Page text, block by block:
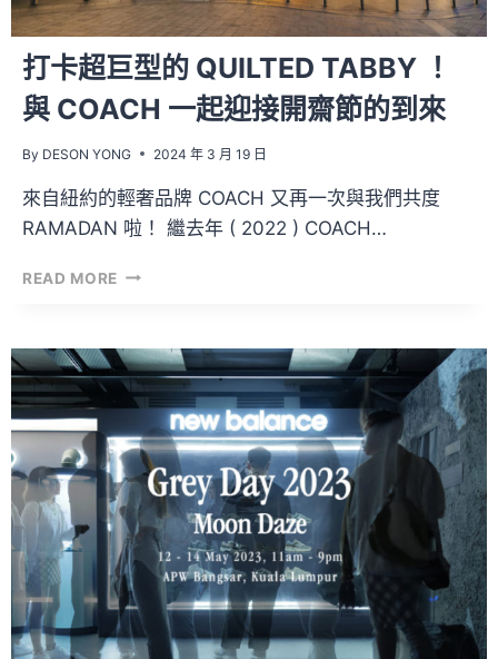
打卡超巨型的 QUILTED TABBY ！
與 COACH 一起迎接開齋節的到來
By DESON YONG 2024 年 3 月 19 日
來自紐約的輕奢品牌 COACH 又再一次與我們共度
RAMADAN 啦！ 繼去年 ( 2022 ) COACH…
READ MORE 打
型
的
QUILTED
TABBY
！
與
COACH
一
起
迎
接
開
齋